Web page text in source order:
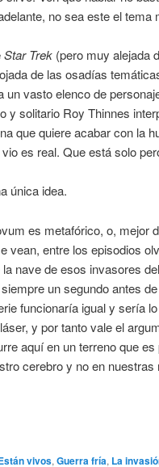
no sea este el tema
Star Trek (pero muy alejada
de las osadías
un vasto elenco de
y solitario Roy Thinnes
que quiere acabar con la
es real. Que está solo
única idea.
es metafórico, o, mejor
vean, entre los episodios
nave de esos invasores
un segundo antes
funcionaría igual y sería
y por tanto vale el
aquí en un terreno que
cerebro y no en
vivos,Guerra fría, La